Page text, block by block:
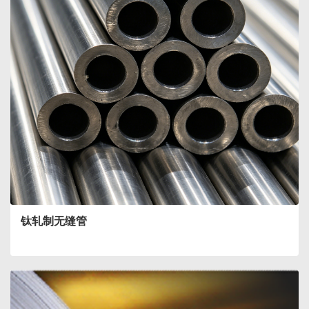
钛轧制无缝管